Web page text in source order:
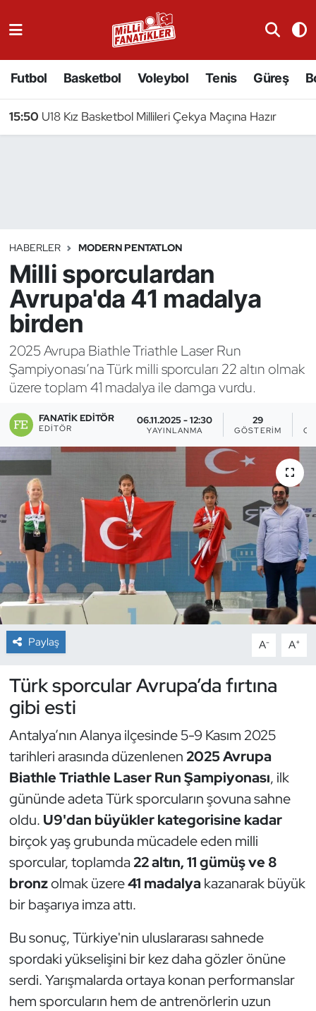
Futbol Basketbol Voleybol Tenis Güreş
15:50 U18 Kız Basketbol Millileri Çekya Maçına Hazır
HABERLER MODERN PENTATLON
Milli sporculardan
Avrupa'da 41 madalya
birden
2025 Avrupa Biathle Triathle Laser Run
Şampiyonası’na Türk milli sporcuları 22 altın olmak
üzere toplam 41 madalya ile damga vurdu.
FANATIK EDITÖR
EDITÖR
06.11.2025 - 12:30
YAYINLANMA
29
GÖSTERIM
Paylaş A- A+
Türk sporcular Avrupa’da fırtına
gibi esti
Antalya’nın Alanya ilçesinde 5-9 Kasım 2025
tarihleri arasında düzenlenen 2025 Avrupa
Biathle Triathle Laser Run Şampiyonası, ilk
gününde adeta Türk sporcuların şovuna sahne
oldu. U9'dan büyükler kategorisine kadar
birçok yaş grubunda mücadele eden milli
sporcular, toplamda 22 altın, 11 gümüş ve 8
bronzolmak üzere41 madalyakazanarak büyük
bir başarıya imza attı.
Bu sonuç, Türkiye'nin uluslararası sahnede
spordaki yükselişini bir kez daha gözler önüne
serdi. Yarışmalarda ortaya konan performanslar
hem sporcuların hem de antrenörlerin uzun
Badminton
Binicilik
Bisiklet
Boks
Briç
Buz Hokeyi
Buz Pateni
Çim Hokeyi
Cimnastik
Curling
Dağcılık
Dövüş Sanatı
E-Spor
Eskrim
Futbol
Futsal
Genel
Golf
Güreş
Halter